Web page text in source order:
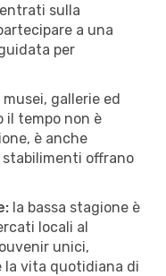
sulla
a una
per
musei, gallerie ed
il tempo non è
è anche
offrano
la bassa stagione è
locali al
unici,
la vita quotidiana di